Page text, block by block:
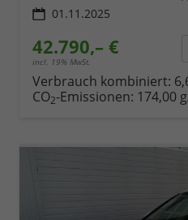
01.11.2025
42.790,– €
incl. 19% MwSt.
Verbrauch kombiniert:
CO2-Emissionen: 174,00